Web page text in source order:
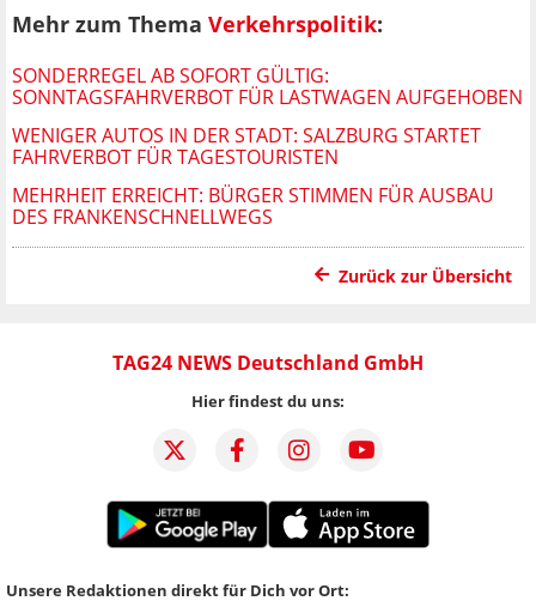
Mehr zum Thema Verkehrspolitik:
SONDERREGEL AB SOFORT GÜLTIG:
SONNTAGSFAHRVERBOT FÜR LASTWAGEN AUFGEHOBEN
WENIGER AUTOS IN DER STADT: SALZBURG STARTET
FAHRVERBOT FÜR TAGESTOURISTEN
MEHRHEIT ERREICHT: BÜRGER STIMMEN FÜR AUSBAU
DES FRANKENSCHNELLWEGS
Zurück zur Übersicht
TAG24 NEWS Deutschland GmbH
Hier findest du uns:
Unsere Redaktionen direkt für Dich vor Ort: